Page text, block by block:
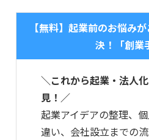
【無料】起業前のお悩み
決！「創業
＼これから起業・法人
見！／
起業アイデアの整理、
違い、会社設立までの